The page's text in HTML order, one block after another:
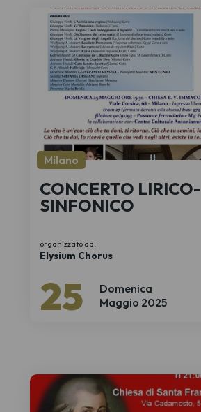
Domenica
25 Maggio 2025
Milano
CONCERTO LIRICO-
SINFONICO
organizzato da:
Elysium Chorus